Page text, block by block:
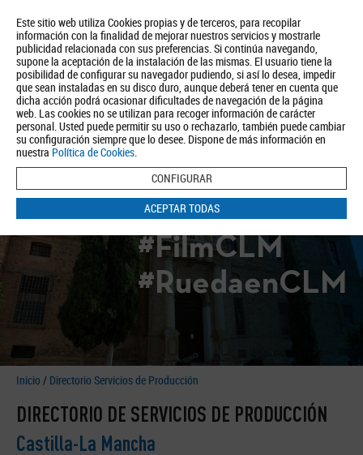
Este sitio web utiliza Cookies propias y de terceros, para recopilar
información con la finalidad de mejorar nuestros servicios y mostrarle
publicidad relacionada con sus preferencias. Si continúa navegando,
supone la aceptación de la instalación de las mismas. El usuario tiene la
posibilidad de configurar su navegador pudiendo, si así lo desea, impedir
que sean instaladas en su disco duro, aunque deberá tener en cuenta que
dicha acción podrá ocasionar dificultades de navegación de la página
web. Las cookies no se utilizan para recoger información de carácter
personal. Usted puede permitir su uso o rechazarlo, también puede cambiar
su configuración siempre que lo desee. Dispone de más información en
nuestra Política de Cookies.
CONFIGURAR
ACEPTAR TODAS
Quiénes somos Turismo Política de Privacidad Aviso Legal
Política de Cookies
BUSCAR
#FilmCLM
#RuedaenCLM
Inicio / Directorio Servicios de Producción
DIRECTORIO DE SERVICIOS DE PRODUCCIÓN
Castilla-La Mancha